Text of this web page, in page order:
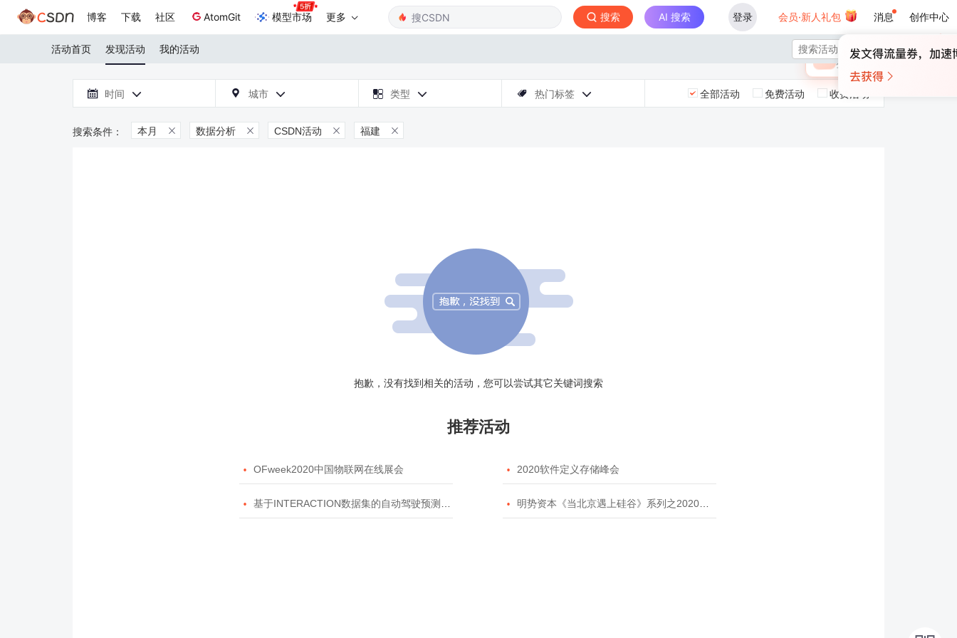
博客 下载 社区 AtomGit 模型市场 更多 搜索 AI 搜索 登录 会员·新人礼包 消息 创作中心
×
🎁 未登录
登录领取最高
活动首页 发现活动 我的活动 
 时间   城市   类型   热门标签  全部活动 免费活动 收费活动
本月  数据分析  CSDN活动  福建 
抱歉，没有找到相关的活动，您可以尝试其它关键词搜索
推荐活动
 OFweek2020中国物联网在线展会  2020软件定义存储峰会
 基于INTERACTION数据集的自动驾驶预测模型挑战赛  明势资本《当北京遇上硅谷》系列之2020年度开源峰会